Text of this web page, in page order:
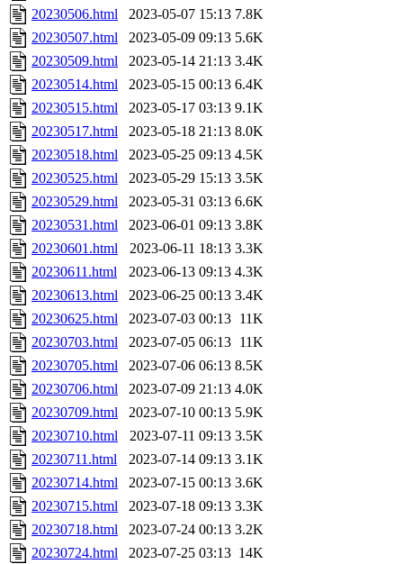
20230506.html
2023-05-07 15:13 7.8K
20230507.html
2023-05-09 09:13 5.6K
20230509.html
2023-05-14 21:13 3.4K
20230514.html
2023-05-15 00:13 6.4K
20230515.html
2023-05-17 03:13 9.1K
20230517.html
2023-05-18 21:13 8.0K
20230518.html
2023-05-25 09:13 4.5K
20230525.html
2023-05-29 15:13 3.5K
20230529.html
2023-05-31 03:13 6.6K
20230531.html
2023-06-01 09:13 3.8K
20230601.html
2023-06-11 18:13 3.3K
20230611.html
2023-06-13 09:13 4.3K
20230613.html
2023-06-25 00:13 3.4K
20230625.html
2023-07-03 00:13 11K
20230703.html
2023-07-05 06:13 11K
20230705.html
2023-07-06 06:13 8.5K
20230706.html
2023-07-09 21:13 4.0K
20230709.html
2023-07-10 00:13 5.9K
20230710.html
2023-07-11 09:13 3.5K
20230711.html
2023-07-14 09:13 3.1K
20230714.html
2023-07-15 00:13 3.6K
20230715.html
2023-07-18 09:13 3.3K
20230718.html
2023-07-24 00:13 3.2K
20230724.html
2023-07-25 03:13 14K